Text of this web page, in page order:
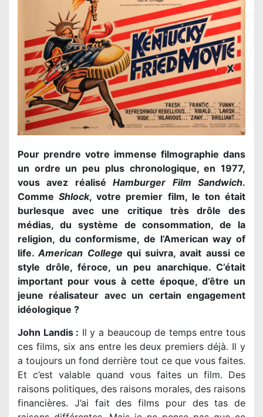
Pour prendre votre immense filmographie dans
un ordre un peu plus chronologique, en 1977,
vous avez réaliséHamburger Film Sandwich.
CommeShlock, votre premier film, le ton était
burlesque avec une critique très drôle des
médias, du système de consommation, de la
religion, du conformisme, de l’American way of
life.American College qui suivra, avait aussi ce
style drôle, féroce, un peu anarchique. C’était
important pour vous à cette époque, d’être un
jeune réalisateur avec un certain engagement
idéologique ?
John Landis : Il y a beaucoup de temps entre tous
ces films, six ans entre les deux premiers déjà. Il y
a toujours un fond derrière tout ce que vous faites.
Et c’est valable quand vous faites un film. Des
raisons politiques, des raisons morales, des raisons
financières. J’ai fait des films pour des tas de